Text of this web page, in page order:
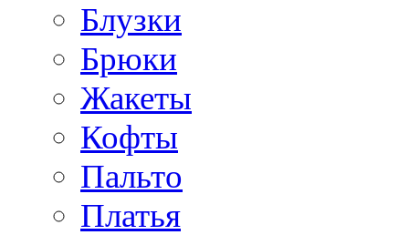
Блузки
Брюки
Жакеты
Кофты
Пальто
Платья